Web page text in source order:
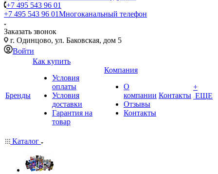
+7 495 543 96 01
+7 495 543 96 01Многоканальный телефон
Заказать звонок
г. Одинцово, ул. Баковская, дом 5
Войти
Бренды
Как купить
Условия
оплаты
Условия
доставки
Гарантия на
товар
Компания
О
компании
Отзывы
Контакты
Контакты
+
ЕЩЕ
Каталог